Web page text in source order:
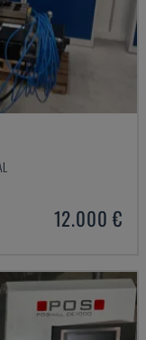
12.000 €